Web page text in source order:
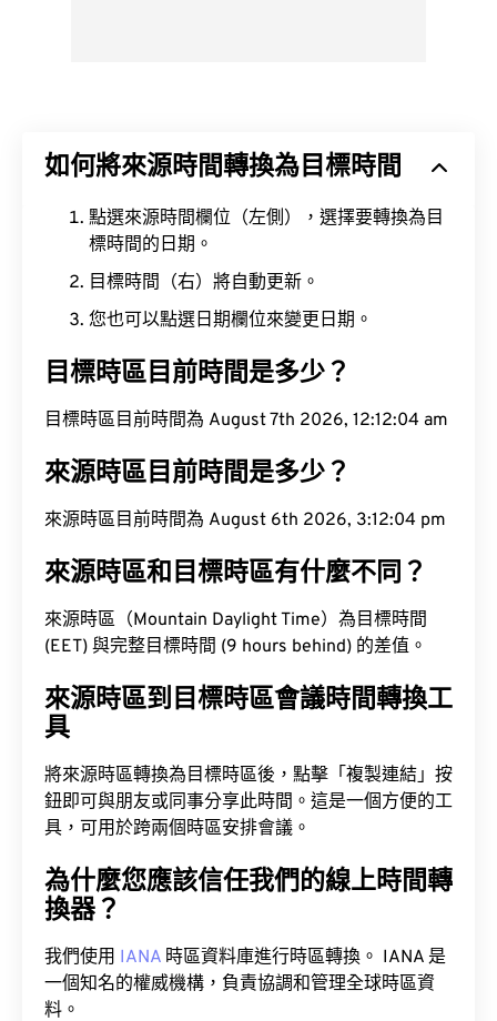
如何將來源時間轉換為目標時間
點選來源時間欄位（左側），選擇要轉換為目
標時間的日期。
目標時間（右）將自動更新。
您也可以點選日期欄位來變更日期。
目標時區目前時間是多少？
目標時區目前時間為 August 7th 2026, 12:12:05 am
來源時區目前時間是多少？
來源時區目前時間為 August 6th 2026, 3:12:05 pm
來源時區和目標時區有什麼不同？
來源時區（Mountain Daylight Time）為目標時間
(EET) 與完整目標時間 (9 hours behind) 的差值。
來源時區到目標時區會議時間轉換工
具
將來源時區轉換為目標時區後，點擊「複製連結」按
鈕即可與朋友或同事分享此時間。這是一個方便的工
具，可用於跨兩個時區安排會議。
為什麼您應該信任我們的線上時間轉
換器？
我們使用 IANA 時區資料庫進行時區轉換。 IANA 是
一個知名的權威機構，負責協調和管理全球時區資
料。